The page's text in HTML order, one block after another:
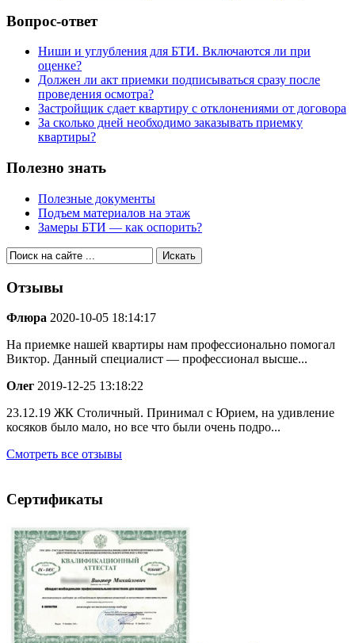
Вопрос-ответ
Ниши и углубления для БТИ. Включаются ли при
оценке?
Должен ли акт приемки подписываться сразу после
проведения осмотра?
Застройщик сдает квартиру с отклонениями от договора
За сколько дней необходимо заказывать приемку
квартиры?
Полезно знать
Полезные документы
Подъем материалов на этаж
Замеры БТИ — как оспорить?
Отзывы
Флюра 2020-10-05 18:14:17
На приемке нашей квартиры нам профессионально помогал
Виктор. Данный специалист — профессионал высше...
Олег 2019-12-25 13:18:22
23.12.19 ЖК Столичный. Принимал с Юрием, на удивление
косяков было мало, но все что были очень подро...
Смотреть все отзывы
Сертификаты